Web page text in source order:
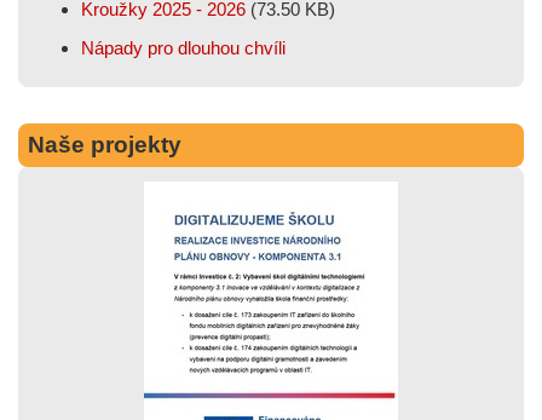
Kroužky 2025 - 2026 (73.50 KB)
Nápady pro dlouhou chvíli
Naše projekty